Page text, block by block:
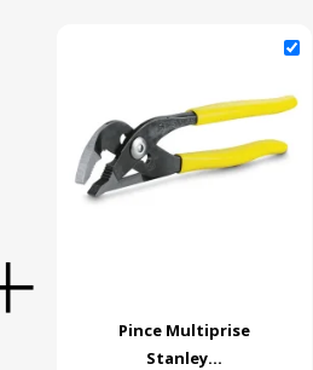
Pince Multiprise
Stanley...